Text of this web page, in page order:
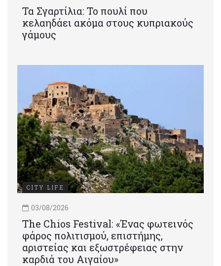
Τα Σγαρτίλια: Το πουλί που
κελαηδάει ακόμα στους κυπριακούς
γάμους
CITY LIFE
03/08/2026
Τhe Chios Festival: «Ένας φωτεινός
φάρος πολιτισμού, επιστήμης,
αριστείας και εξωστρέφειας στην
καρδιά του Αιγαίου»